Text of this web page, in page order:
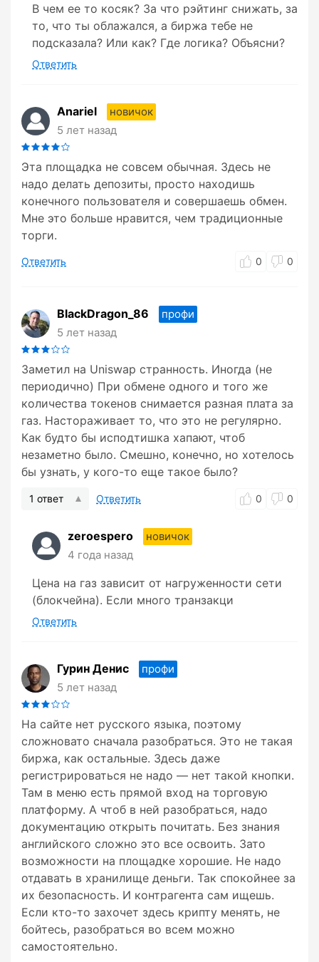
В чем ее то косяк? За что рэйтинг снижать, за
то, что ты облажался, а биржа тебе не
подсказала? Или как? Где логика? Объясни?
Ответить
Anariel
новичок
5 лет назад
Эта площадка не совсем обычная. Здесь не
надо делать депозиты, просто находишь
конечного пользователя и совершаешь обмен.
Мне это больше нравится, чем традиционные
торги.
Ответить 0 0
BlackDragon_86
профи
5 лет назад
Заметил на Uniswap странность. Иногда (не
периодично) При обмене одного и того же
количества токенов снимается разная плата за
газ. Настораживает то, что это не регулярно.
Как будто бы исподтишка хапают, чтоб
незаметно было. Смешно, конечно, но хотелось
бы узнать, у кого-то еще такое было?
1 ответ Ответить 0 0
zeroespero
новичок
4 года назад
Цена на газ зависит от нагруженности сети
(блокчейна). Если много транзакци
Ответить
Гурин Денис
профи
5 лет назад
На сайте нет русского языка, поэтому
сложновато сначала разобраться. Это не такая
биржа, как остальные. Здесь даже
регистрироваться не надо — нет такой кнопки.
Там в меню есть прямой вход на торговую
платформу. А чтоб в ней разобраться, надо
документацию открыть почитать. Без знания
английского сложно это все освоить. Зато
возможности на площадке хорошие. Не надо
отдавать в хранилище деньги. Так спокойнее за
их безопасность. И контрагента сам ищешь.
Если кто-то захочет здесь крипту менять, не
бойтесь, разобраться во всем можно
самостоятельно.